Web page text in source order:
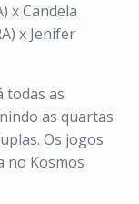
x Candela
x Jenifer
todas as
as quartas
Os jogos
no Kosmos